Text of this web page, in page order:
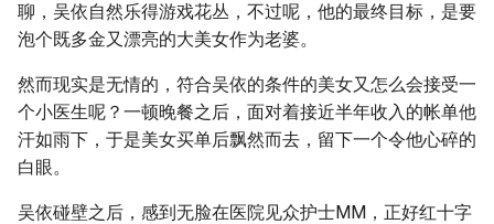
聊，吴依自然乐得游戏花丛，不过呢，他的最终目标，是要
泡个既多金又漂亮的大美女作为老婆。
然而现实是无情的，符合吴依的条件的美女又怎么会接受一
个小医生呢？一顿晚餐之后，面对着接近半年收入的帐单他
汗如雨下，于是美女买单后飘然而去，留下一个令他心碎的
白眼。
吴依碰壁之后，感到无脸在医院见众护士MM，正好红十字